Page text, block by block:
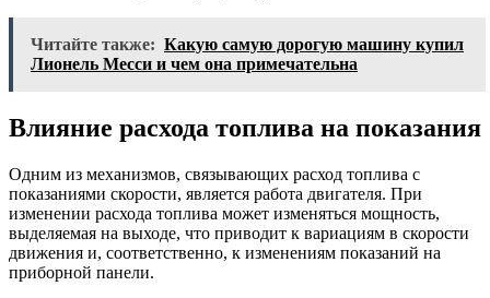
Читайте также: Какую самую дорогую машину купил
Лионель Месси и чем она примечательна
Влияние расхода топлива на показания
Одним из механизмов, связывающих расход топлива с
показаниями скорости, является работа двигателя. При
изменении расхода топлива может изменяться мощность,
выделяемая на выходе, что приводит к вариациям в скорости
движения и, соответственно, к изменениям показаний на
приборной панели.